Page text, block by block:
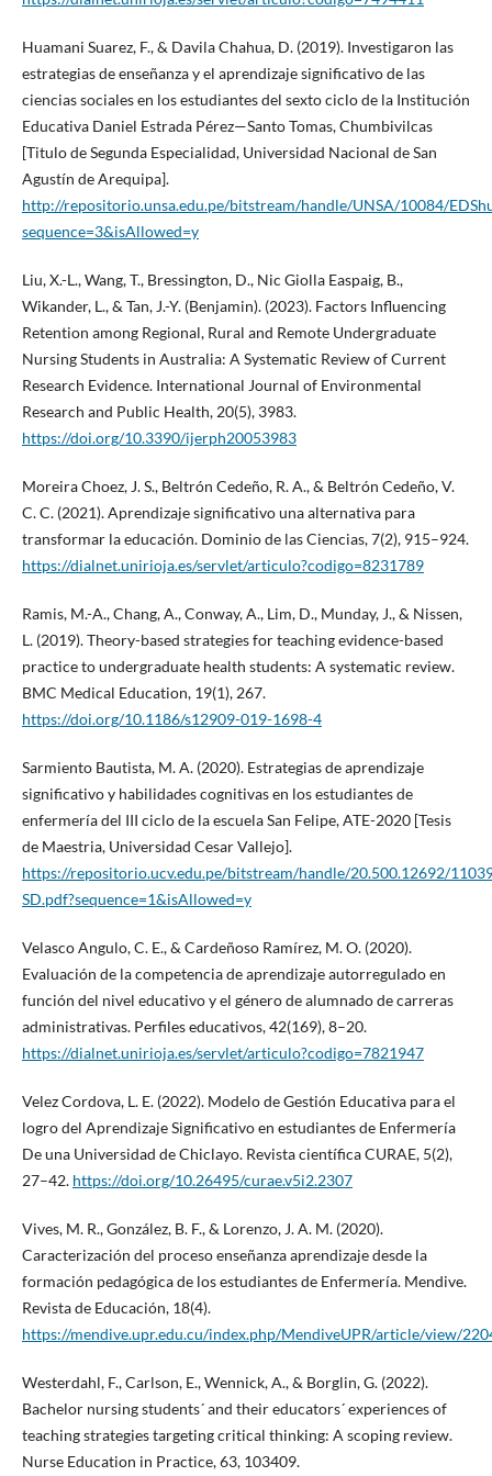
Huamani Suarez, F., & Davila Chahua, D. (2019). Investigaron las
estrategias de enseñanza y el aprendizaje significativo de las
ciencias sociales en los estudiantes del sexto ciclo de la Institución
Educativa Daniel Estrada Pérez—Santo Tomas, Chumbivilcas
[Titulo de Segunda Especialidad, Universidad Nacional de San
Agustín de Arequipa].
http://repositorio.unsa.edu.pe/bitstream/handle/UNSA/10084/
sequence=3&isAllowed=y
Liu, X.-L., Wang, T., Bressington, D., Nic Giolla Easpaig, B.,
Wikander, L., & Tan, J.-Y. (Benjamin). (2023). Factors Influencing
Retention among Regional, Rural and Remote Undergraduate
Nursing Students in Australia: A Systematic Review of Current
Research Evidence. International Journal of Environmental
Research and Public Health, 20(5), 3983.
https://doi.org/10.3390/ijerph20053983
Moreira Choez, J. S., Beltrón Cedeño, R. A., & Beltrón Cedeño, V.
C. C. (2021). Aprendizaje significativo una alternativa para
transformar la educación. Dominio de las Ciencias, 7(2), 915–924.
https://dialnet.unirioja.es/servlet/articulo?codigo=8231789
Ramis, M.-A., Chang, A., Conway, A., Lim, D., Munday, J., & Nissen,
L. (2019). Theory-based strategies for teaching evidence-based
practice to undergraduate health students: A systematic review.
BMC Medical Education, 19(1), 267.
https://doi.org/10.1186/s12909-019-1698-4
Sarmiento Bautista, M. A. (2020). Estrategias de aprendizaje
significativo y habilidades cognitivas en los estudiantes de
enfermería del III ciclo de la escuela San Felipe, ATE-2020 [Tesis
de Maestria, Universidad Cesar Vallejo].
https://repositorio.ucv.edu.pe/bitstream/handle/20.500.12692/
SD.pdf?sequence=1&isAllowed=y
Velasco Angulo, C. E., & Cardeñoso Ramírez, M. O. (2020).
Evaluación de la competencia de aprendizaje autorregulado en
función del nivel educativo y el género de alumnado de carreras
administrativas. Perfiles educativos, 42(169), 8–20.
https://dialnet.unirioja.es/servlet/articulo?codigo=7821947
Velez Cordova, L. E. (2022). Modelo de Gestión Educativa para el
logro del Aprendizaje Significativo en estudiantes de Enfermería
De una Universidad de Chiclayo. Revista científica CURAE, 5(2),
27–42. https://doi.org/10.26495/curae.v5i2.2307
Vives, M. R., González, B. F., & Lorenzo, J. A. M. (2020).
Caracterización del proceso enseñanza aprendizaje desde la
formación pedagógica de los estudiantes de Enfermería. Mendive.
Revista de Educación, 18(4).
https://mendive.upr.edu.cu/index.php/MendiveUPR/article/view/
Westerdahl, F., Carlson, E., Wennick, A., & Borglin, G. (2022).
Bachelor nursing students´ and their educators´ experiences of
teaching strategies targeting critical thinking: A scoping review.
Nurse Education in Practice, 63, 103409.